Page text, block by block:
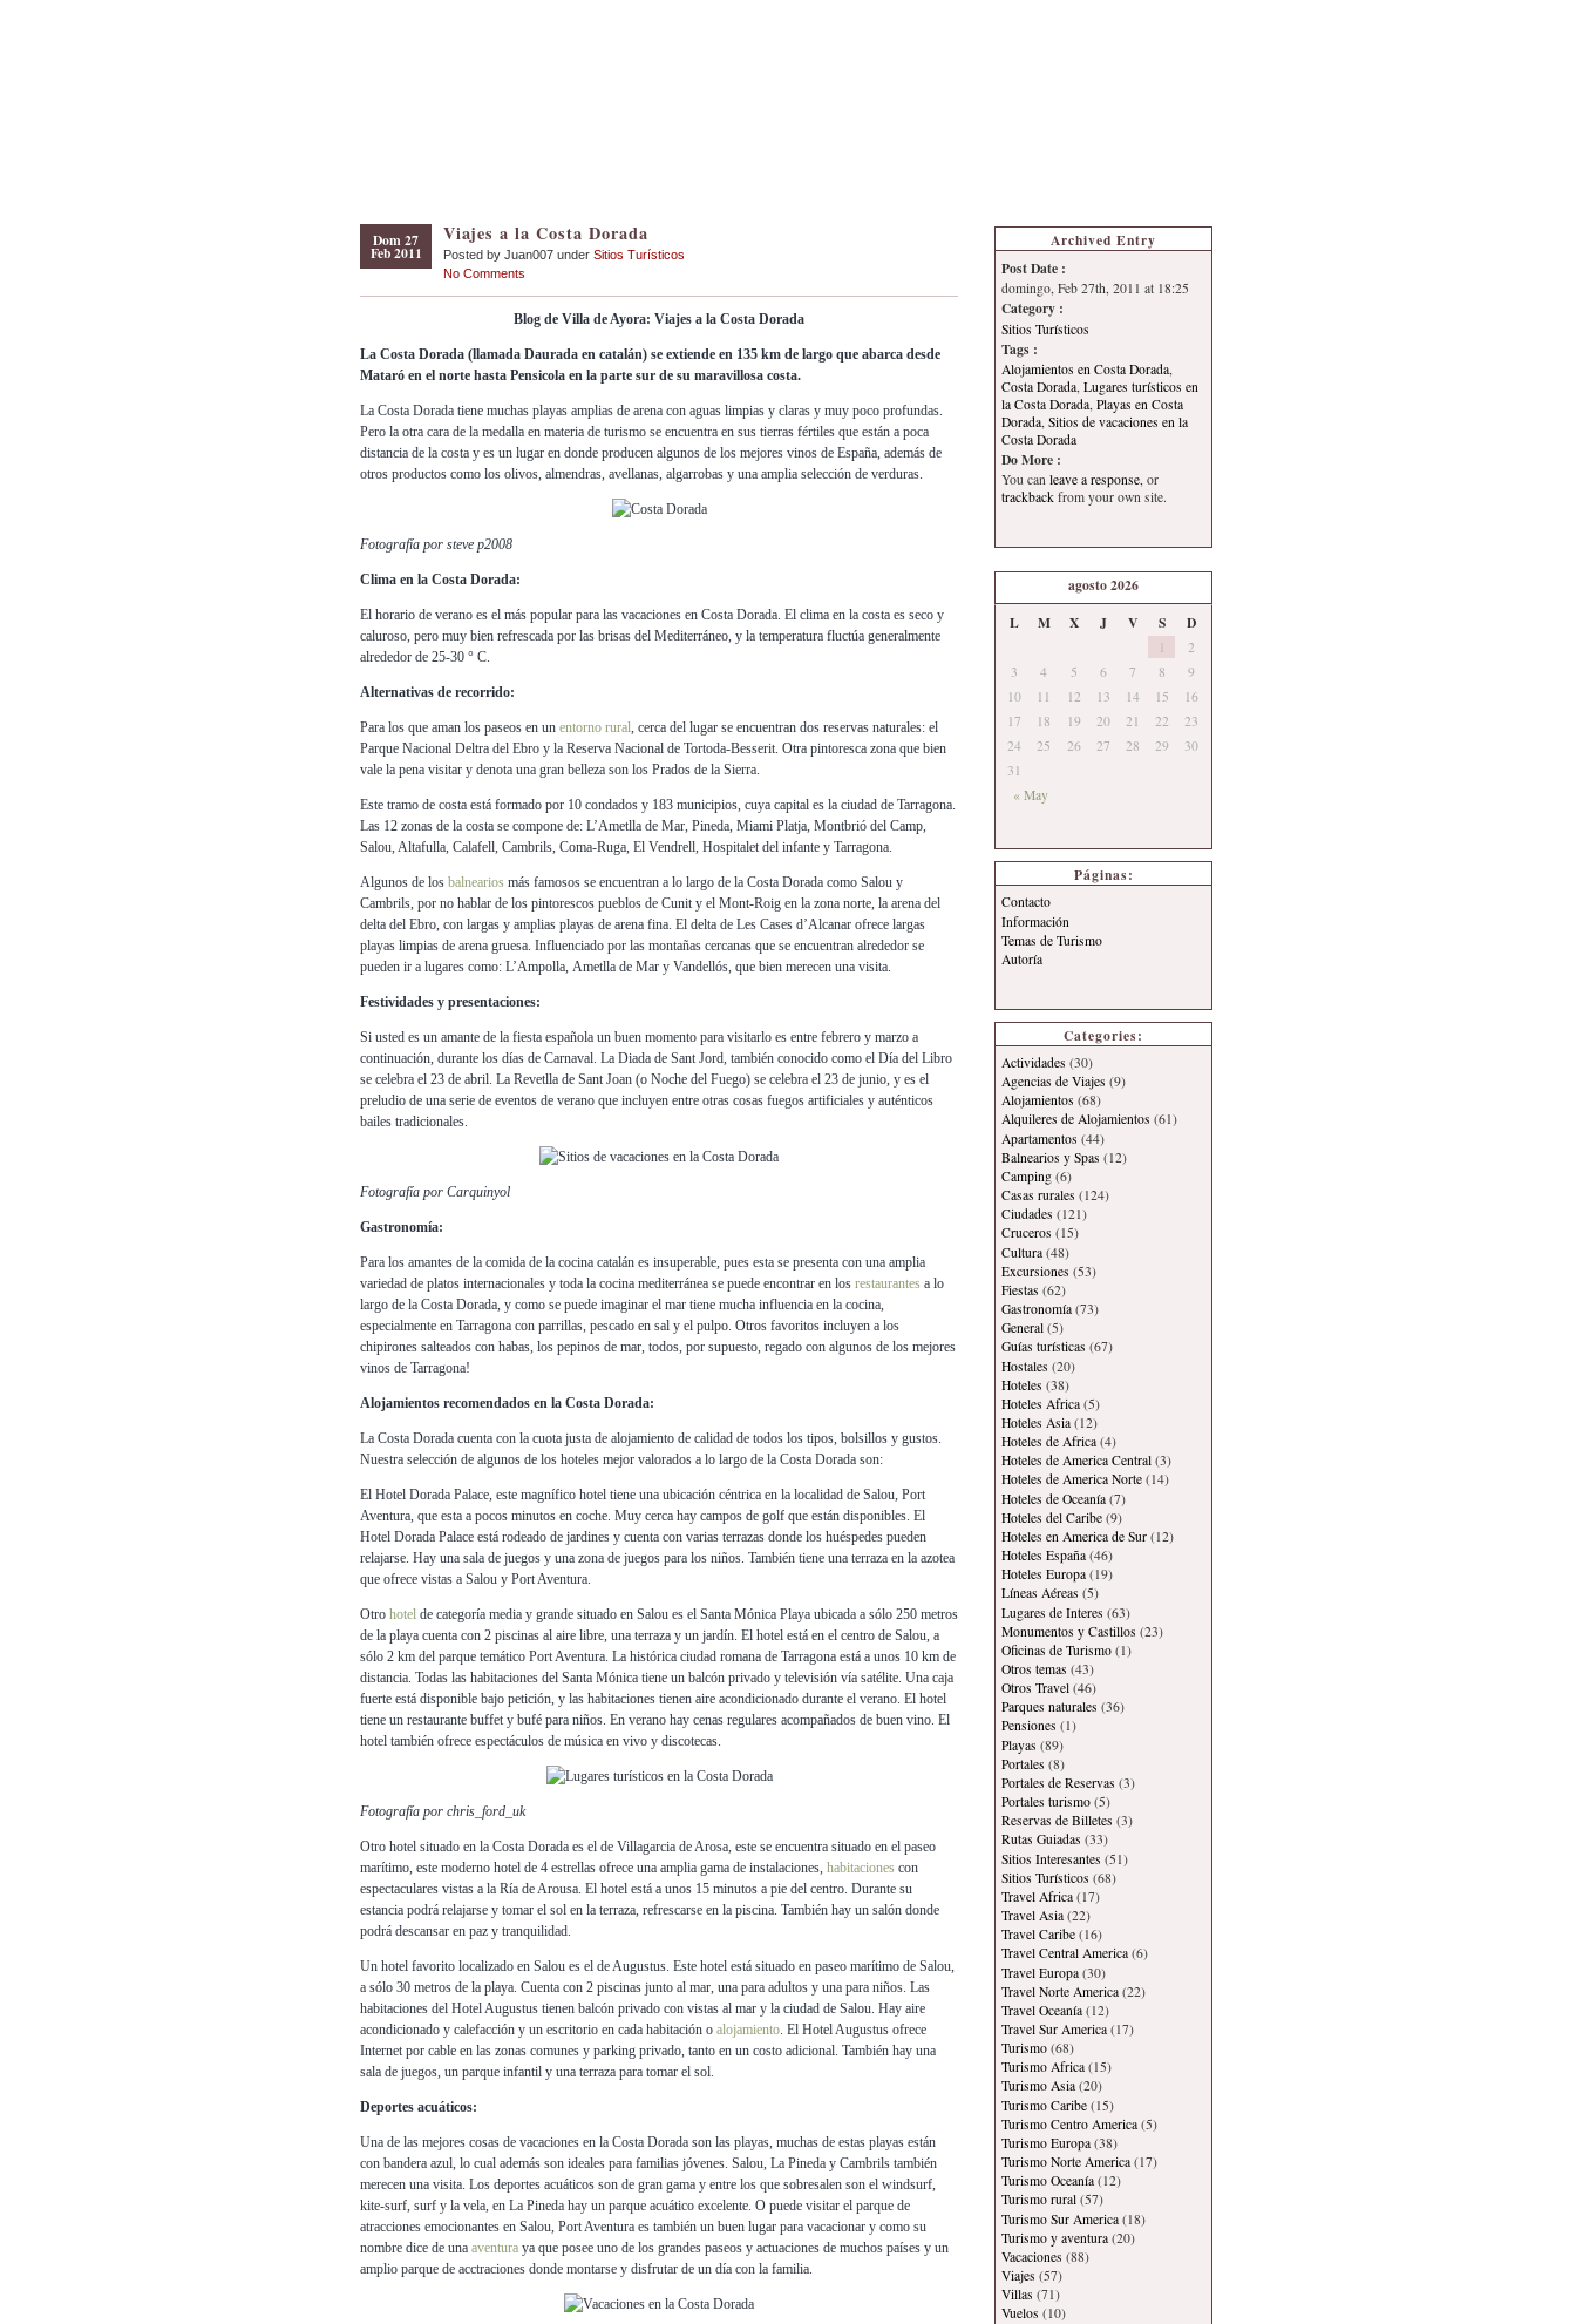
Dom 27
Feb 2011
Viajes a la Costa Dorada
Posted by Juan007 under Sitios Turísticos
No Comments
Blog de Villa de Ayora: Viajes a la Costa Dorada
La Costa Dorada (llamada Daurada en catalán) se extiende en 135 km de largo que abarca desde
Mataró en el norte hasta Pensicola en la parte sur de su maravillosa costa.
La Costa Dorada tiene muchas playas amplias de arena con aguas limpias y claras y muy poco profundas.
Pero la otra cara de la medalla en materia de turismo se encuentra en sus tierras fértiles que están a poca
distancia de la costa y es un lugar en donde producen algunos de los mejores vinos de España, además de
otros productos como los olivos, almendras, avellanas, algarrobas y una amplia selección de verduras.
Fotografía por steve p2008
Clima en la Costa Dorada:
El horario de verano es el más popular para las vacaciones en Costa Dorada. El clima en la costa es seco y
caluroso, pero muy bien refrescada por las brisas del Mediterráneo, y la temperatura fluctúa generalmente
alrededor de 25-30 ° C.
Alternativas de recorrido:
Para los que aman los paseos en un entorno rural, cerca del lugar se encuentran dos reservas naturales: el
Parque Nacional Deltra del Ebro y la Reserva Nacional de Tortoda-Besserit. Otra pintoresca zona que bien
vale la pena visitar y denota una gran belleza son los Prados de la Sierra.
Este tramo de costa está formado por 10 condados y 183 municipios, cuya capital es la ciudad de Tarragona.
Las 12 zonas de la costa se compone de: L’Ametlla de Mar, Pineda, Miami Platja, Montbrió del Camp,
Salou, Altafulla, Calafell, Cambrils, Coma-Ruga, El Vendrell, Hospitalet del infante y Tarragona.
Algunos de los balnearios más famosos se encuentran a lo largo de la Costa Dorada como Salou y
Cambrils, por no hablar de los pintorescos pueblos de Cunit y el Mont-Roig en la zona norte, la arena del
delta del Ebro, con largas y amplias playas de arena fina. El delta de Les Cases d’Alcanar ofrece largas
playas limpias de arena gruesa. Influenciado por las montañas cercanas que se encuentran alrededor se
pueden ir a lugares como: L’Ampolla, Ametlla de Mar y Vandellós, que bien merecen una visita.
Festividades y presentaciones:
Si usted es un amante de la fiesta española un buen momento para visitarlo es entre febrero y marzo a
continuación, durante los días de Carnaval. La Diada de Sant Jord, también conocido como el Día del Libro
se celebra el 23 de abril. La Revetlla de Sant Joan (o Noche del Fuego) se celebra el 23 de junio, y es el
preludio de una serie de eventos de verano que incluyen entre otras cosas fuegos artificiales y auténticos
bailes tradicionales.
Fotografía por Carquinyol
Gastronomía:
Para los amantes de la comida de la cocina catalán es insuperable, pues esta se presenta con una amplia
variedad de platos internacionales y toda la cocina mediterránea se puede encontrar en los restaurantes a lo
largo de la Costa Dorada, y como se puede imaginar el mar tiene mucha influencia en la cocina,
especialmente en Tarragona con parrillas, pescado en sal y el pulpo. Otros favoritos incluyen a los
chipirones salteados con habas, los pepinos de mar, todos, por supuesto, regado con algunos de los mejores
vinos de Tarragona!
Alojamientos recomendados en la Costa Dorada:
La Costa Dorada cuenta con la cuota justa de alojamiento de calidad de todos los tipos, bolsillos y gustos.
Nuestra selección de algunos de los hoteles mejor valorados a lo largo de la Costa Dorada son:
El Hotel Dorada Palace, este magnífico hotel tiene una ubicación céntrica en la localidad de Salou, Port
Aventura, que esta a pocos minutos en coche. Muy cerca hay campos de golf que están disponibles. El
Hotel Dorada Palace está rodeado de jardines y cuenta con varias terrazas donde los huéspedes pueden
relajarse. Hay una sala de juegos y una zona de juegos para los niños. También tiene una terraza en la azotea
que ofrece vistas a Salou y Port Aventura.
Otro hotel de categoría media y grande situado en Salou es el Santa Mónica Playa ubicada a sólo 250 metros
de la playa cuenta con 2 piscinas al aire libre, una terraza y un jardín. El hotel está en el centro de Salou, a
sólo 2 km del parque temático Port Aventura. La histórica ciudad romana de Tarragona está a unos 10 km de
distancia. Todas las habitaciones del Santa Mónica tiene un balcón privado y televisión vía satélite. Una caja
fuerte está disponible bajo petición, y las habitaciones tienen aire acondicionado durante el verano. El hotel
tiene un restaurante buffet y bufé para niños. En verano hay cenas regulares acompañados de buen vino. El
hotel también ofrece espectáculos de música en vivo y discotecas.
Fotografía por chris_ford_uk
Otro hotel situado en la Costa Dorada es el de Villagarcia de Arosa, este se encuentra situado en el paseo
marítimo, este moderno hotel de 4 estrellas ofrece una amplia gama de instalaciones, habitaciones con
espectaculares vistas a la Ría de Arousa. El hotel está a unos 15 minutos a pie del centro. Durante su
estancia podrá relajarse y tomar el sol en la terraza, refrescarse en la piscina. También hay un salón donde
podrá descansar en paz y tranquilidad.
Un hotel favorito localizado en Salou es el de Augustus. Este hotel está situado en paseo marítimo de Salou,
a sólo 30 metros de la playa. Cuenta con 2 piscinas junto al mar, una para adultos y una para niños. Las
habitaciones del Hotel Augustus tienen balcón privado con vistas al mar y la ciudad de Salou. Hay aire
acondicionado y calefacción y un escritorio en cada habitación o alojamiento. El Hotel Augustus ofrece
Internet por cable en las zonas comunes y parking privado, tanto en un costo adicional. También hay una
sala de juegos, un parque infantil y una terraza para tomar el sol.
Deportes acuáticos:
Una de las mejores cosas de vacaciones en la Costa Dorada son las playas, muchas de estas playas están
con bandera azul, lo cual además son ideales para familias jóvenes. Salou, La Pineda y Cambrils también
merecen una visita. Los deportes acuáticos son de gran gama y entre los que sobresalen son el windsurf,
kite-surf, surf y la vela, en La Pineda hay un parque acuático excelente. O puede visitar el parque de
atracciones emocionantes en Salou, Port Aventura es también un buen lugar para vacacionar y como su
nombre dice de una aventura ya que posee uno de los grandes paseos y actuaciones de muchos países y un
amplio parque de acctraciones donde montarse y disfrutar de un día con la familia.
Archived Entry
Post Date :
domingo, Feb 27th, 2011 at 18:25
Category :
Sitios Turísticos
Tags :
Alojamientos en Costa Dorada
Costa Dorada Lugares turísticos en
la Costa Dorada Playas en Costa
Dorada Sitios de vacaciones en la
Costa Dorada
Do More :
You can leave a response, or
trackback from your own site.
agosto 2026
L
M X J V S D
« May
1
2
3
4 5 6 7 8
9
10
11 12 13 14 15
16
17
18 19 20 21 22
23
24
25 26 27 28 29
30
31
Páginas:
Contacto
Información
Temas de Turismo
Autoría
Categories:
Actividades (30)
Agencias de Viajes (9)
Alojamientos (68)
Alquileres de Alojamientos (61)
Apartamentos (44)
Balnearios y Spas (12)
Camping (6)
Casas rurales (124)
Ciudades (121)
Cruceros (15)
Cultura (48)
Excursiones (53)
Fiestas (62)
Gastronomía (73)
General (5)
Guías turísticas (67)
Hostales (20)
Hoteles (38)
Hoteles Africa (5)
Hoteles Asia (12)
Hoteles de Africa (4)
Hoteles de America Central (3)
Hoteles de America Norte (14)
Hoteles de Oceanía (7)
Hoteles del Caribe (9)
Hoteles en America de Sur (12)
Hoteles España (46)
Hoteles Europa (19)
Líneas Aéreas (5)
Lugares de Interes (63)
Monumentos y Castillos (23)
Oficinas de Turismo (1)
Otros temas (43)
Otros Travel (46)
Parques naturales (36)
Pensiones (1)
Playas (89)
Portales (8)
Portales de Reservas (3)
Portales turismo (5)
Reservas de Billetes (3)
Rutas Guiadas (33)
Sitios Interesantes (51)
Sitios Turísticos (68)
Travel Africa (17)
Travel Asia (22)
Travel Caribe (16)
Travel Central America (6)
Travel Europa (30)
Travel Norte America (22)
Travel Oceanía (12)
Travel Sur America (17)
Turismo (68)
Turismo Africa (15)
Turismo Asia (20)
Turismo Caribe (15)
Turismo Centro America (5)
Turismo Europa (38)
Turismo Norte America (17)
Turismo Oceanía (12)
Turismo rural (57)
Turismo Sur America (18)
Turismo y aventura (20)
Vacaciones (88)
Viajes (57)
Villas (71)
Vuelos (10)